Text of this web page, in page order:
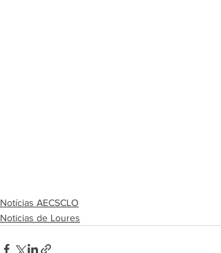
Notícias AECSCLO
Noticias de Loures